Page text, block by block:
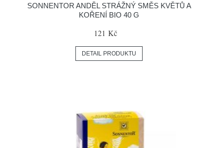
SONNENTOR ANDĚL STRÁŽNÝ SMĚS KVĚTŮ A
KOŘENÍ BIO 40 G
121 Kč
DETAIL PRODUKTU